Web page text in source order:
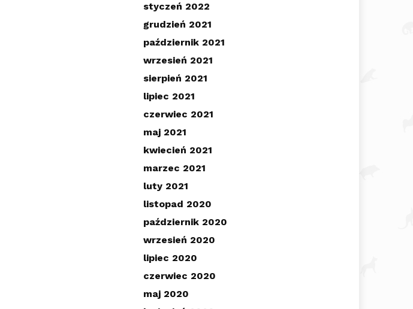
styczeń 2022
grudzień 2021
październik 2021
wrzesień 2021
sierpień 2021
lipiec 2021
czerwiec 2021
maj 2021
kwiecień 2021
marzec 2021
luty 2021
listopad 2020
październik 2020
wrzesień 2020
lipiec 2020
czerwiec 2020
maj 2020